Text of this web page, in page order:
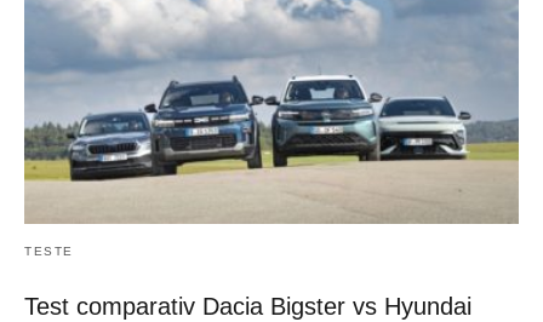
TESTE
Test comparativ Dacia Bigster vs Hyundai